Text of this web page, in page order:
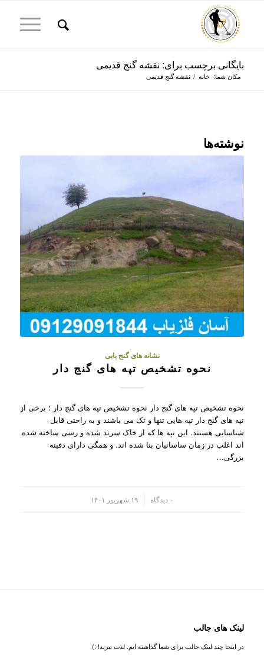
بایگانی برچسب برای: نقشه گنج قدیمی
مکان شما: خانه / نقشه گنج قدیمی
نوشته‌ها
نشانه های گنج یابی
نحوه تشخیص تپه های گنج دار
نحوه تشخیص تپه های گنج دار نحوه تشخیص تپه های گنج دار ؛ برخی از
تپه های گنج دار تپه هایی تنها و تک می باشند و به راحتی قابل
شناسایی هستند. این تپه ها که از خاک سرند شده و رسی ساخته شده
اند اغلب در زمان ساسانیان بنا شده اند. و همگی دارای دفینه
بزرگی…
۰ دیدگاه ۱۹ شهریور ۱۴۰۱
لینک های جالب
در اینجا چند لینک جالب برای شما گذاشته ایم. لذت ببرید! :)